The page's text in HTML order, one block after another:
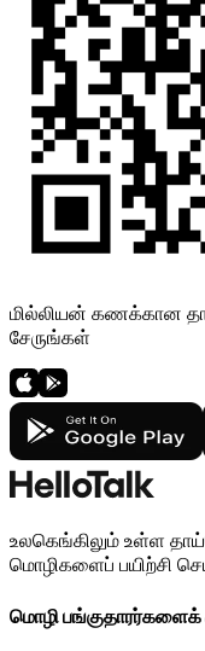
மில்லியன் கணக்கான
சேருங்கள்
உலகெங்கிலும் உள்ள
மொழிகளைப் பயிற்சி
மொழி